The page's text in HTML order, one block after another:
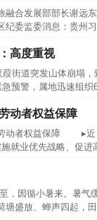
合发展部部长谢
纪委监委消息：贵州
高度重视
道突发山体崩塌，
预警，属地迅速组
动者权益保障
动者权益保障 ▸近
就业优先战略、促进
循小暑来。暑气缓
塘盛放、蝉声四起，
一纸欠